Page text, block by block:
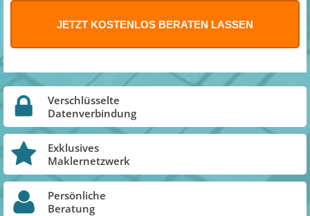
Verschlüsselte
Datenverbindung
Exklusives
Maklernetzwerk
Persönliche
Beratung